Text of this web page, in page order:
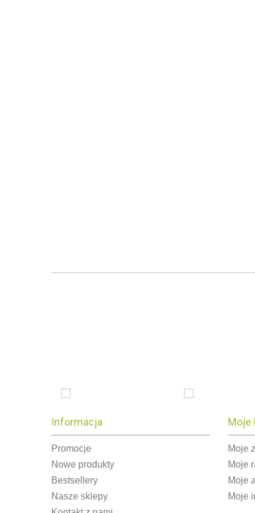
Informacja
Promocje
Nowe produkty
Bestsellery
Nasze sklepy
Moje
Moje
Moje
Moje
Moje